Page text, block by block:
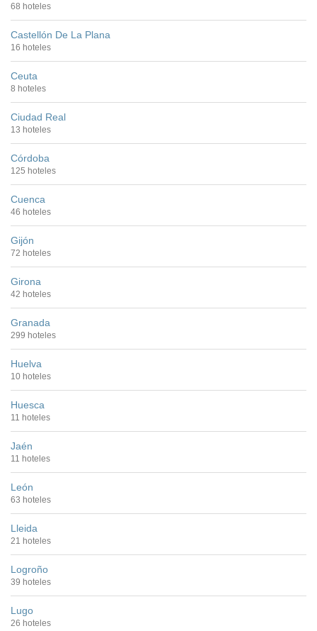
68 hoteles
Castellón De La Plana
16 hoteles
Ceuta
8 hoteles
Ciudad Real
13 hoteles
Córdoba
125 hoteles
Cuenca
46 hoteles
Gijón
72 hoteles
Girona
42 hoteles
Granada
299 hoteles
Huelva
10 hoteles
Huesca
11 hoteles
Jaén
11 hoteles
León
63 hoteles
Lleida
21 hoteles
Logroño
39 hoteles
Lugo
26 hoteles